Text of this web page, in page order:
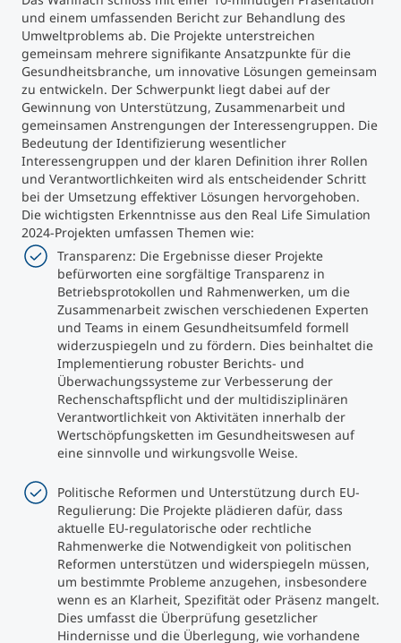
und einem umfassenden Bericht zur Behandlung des
Umweltproblems ab. Die Projekte unterstreichen
gemeinsam mehrere signifikante Ansatzpunkte für die
Gesundheitsbranche, um innovative Lösungen gemeinsam
zu entwickeln. Der Schwerpunkt liegt dabei auf der
Gewinnung von Unterstützung, Zusammenarbeit und
gemeinsamen Anstrengungen der Interessengruppen. Die
Bedeutung der Identifizierung wesentlicher
Interessengruppen und der klaren Definition ihrer Rollen
und Verantwortlichkeiten wird als entscheidender Schritt
bei der Umsetzung effektiver Lösungen hervorgehoben.
Die wichtigsten Erkenntnisse aus den Real Life Simulation
2024-Projekten umfassen Themen wie:
Transparenz: Die Ergebnisse dieser Projekte
befürworten eine sorgfältige Transparenz in
Betriebsprotokollen und Rahmenwerken, um die
Zusammenarbeit zwischen verschiedenen Experten
und Teams in einem Gesundheitsumfeld formell
widerzuspiegeln und zu fördern. Dies beinhaltet die
Implementierung robuster Berichts- und
Überwachungssysteme zur Verbesserung der
Rechenschaftspflicht und der multidisziplinären
Verantwortlichkeit von Aktivitäten innerhalb der
Wertschöpfungsketten im Gesundheitswesen auf
eine sinnvolle und wirkungsvolle Weise.
Politische Reformen und Unterstützung durch EU-
Regulierung: Die Projekte plädieren dafür, dass
aktuelle EU-regulatorische oder rechtliche
Rahmenwerke die Notwendigkeit von politischen
Reformen unterstützen und widerspiegeln müssen,
um bestimmte Probleme anzugehen, insbesondere
wenn es an Klarheit, Spezifität oder Präsenz mangelt.
Dies umfasst die Überprüfung gesetzlicher
Hindernisse und die Überlegung, wie vorhandene